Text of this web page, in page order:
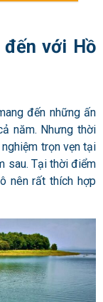
với Hồ
đến những ấn
năm. Nhưng thời
trọn vẹn tại
sau. Tại thời điểm
nên rất thích hợp